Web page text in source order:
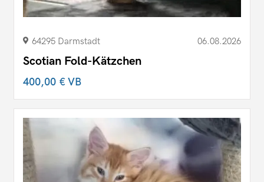
64295 Darmstadt 06.08.2026
Scotian Fold-Kätzchen
400,00 €VB